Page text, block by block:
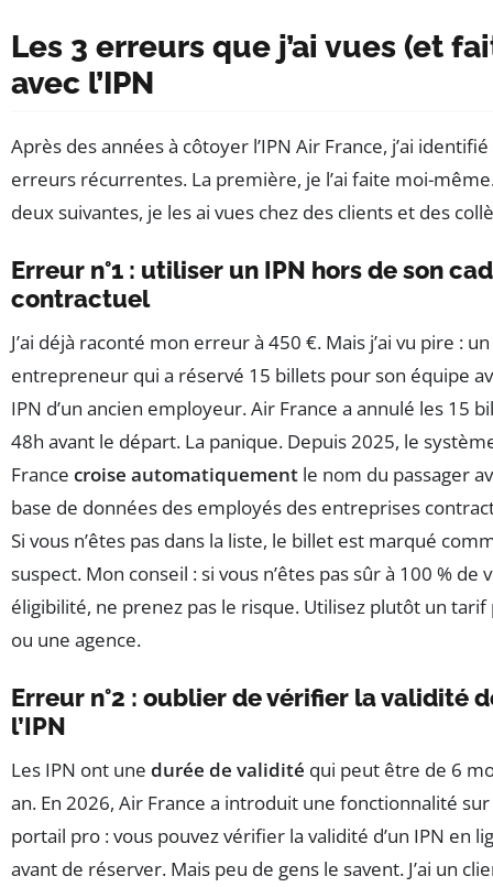
Les 3 erreurs que j’ai vues (et
avec l’IPN
Après des années à côtoyer l’IPN Air France, j’ai
erreurs récurrentes. La première, je l’ai faite moi-
deux suivantes, je les ai vues chez des clients et des
Erreur n°1 : utiliser un IPN hors de son
contractuel
J’ai déjà raconté mon erreur à 450 €. Mais j’ai vu pire : un
entrepreneur qui a réservé 15 billets pour son équipe
IPN d’un ancien employeur. Air France a annulé les 15
48h avant le départ. La panique. Depuis 2025, le
France croise automatiquement le nom du passager
base de données des employés des entreprises
Si vous n’êtes pas dans la liste, le billet est marqué
suspect. Mon conseil : si vous n’êtes pas sûr à 100 % de
éligibilité, ne prenez pas le risque. Utilisez plutôt un tarif
ou une agence.
Erreur n°2 : oublier de vérifier la validité
l’IPN
Les IPN ont une durée de validité qui peut être de 6
an. En 2026, Air France a introduit une fonctionnalité
portail pro : vous pouvez vérifier la validité d’un IPN en
avant de réserver. Mais peu de gens le savent. J’ai un